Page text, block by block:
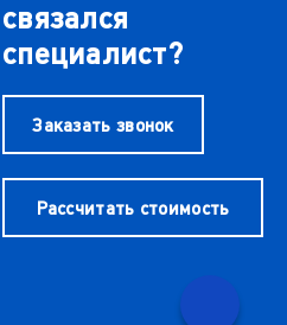
связался
специалист?
Заказать звонок
Рассчитать стоимость